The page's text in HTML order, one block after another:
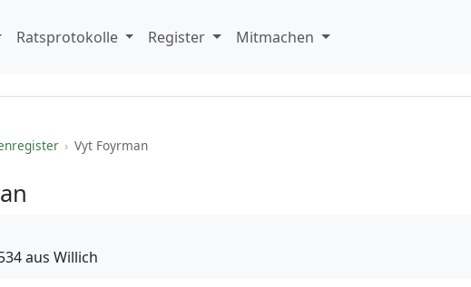
Ratsprotokolle Register Mitmachen
› Vyt Foyrman
aus Willich